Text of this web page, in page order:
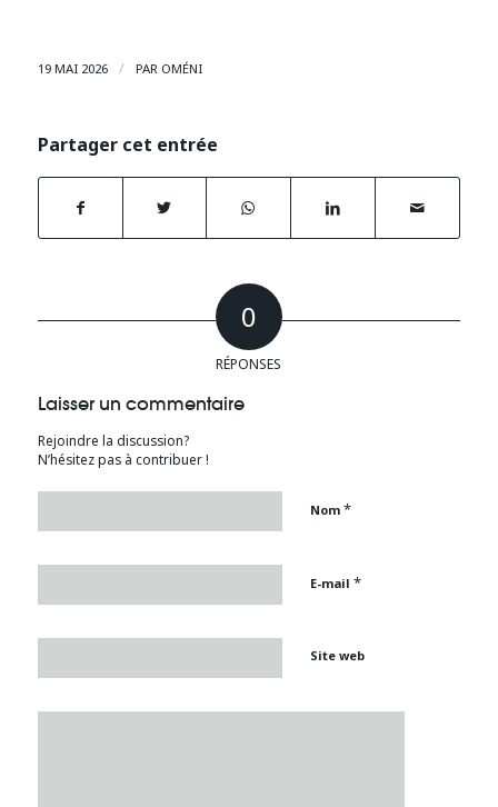
19 MAI 2026 / PAR OMÉNI
Partager cet entrée
0
RÉPONSES
Laisser un commentaire
Rejoindre la discussion?
N’hésitez pas à contribuer !
Nom *
E-mail *
Site web